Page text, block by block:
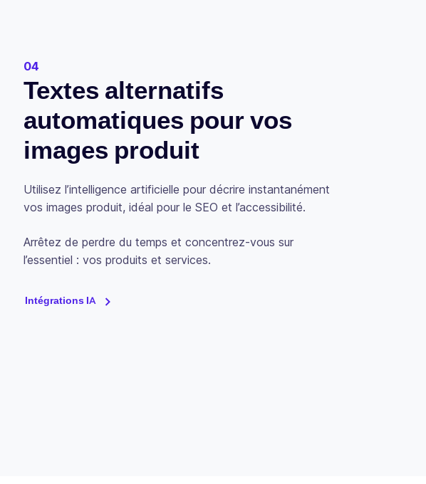
04
Textes alternatifs
automatiques pour vos
images produit
Utilisez l’intelligence artificielle pour décrire instantanément
vos images produit, idéal pour le SEO et l’accessibilité.
Arrêtez de perdre du temps et concentrez-vous sur
l’essentiel : vos produits et services.
Intégrations IA